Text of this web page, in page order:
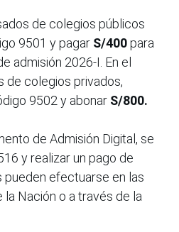
de colegios públicos
9501 y pagar S/400para
admisión 2026-I. En el
de colegios privados,
9502 y abonar S/800.
de Admisión Digital, se
y realizar un pago de
pueden efectuarse en las
Nación o a través de la